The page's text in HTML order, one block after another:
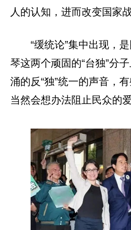
人的认知，进而改变国家战
“缓统论”集中出现，
琴这两个顽固的“台独”分
涌的反“独”统一的声音，
当然会想办法阻止民众的